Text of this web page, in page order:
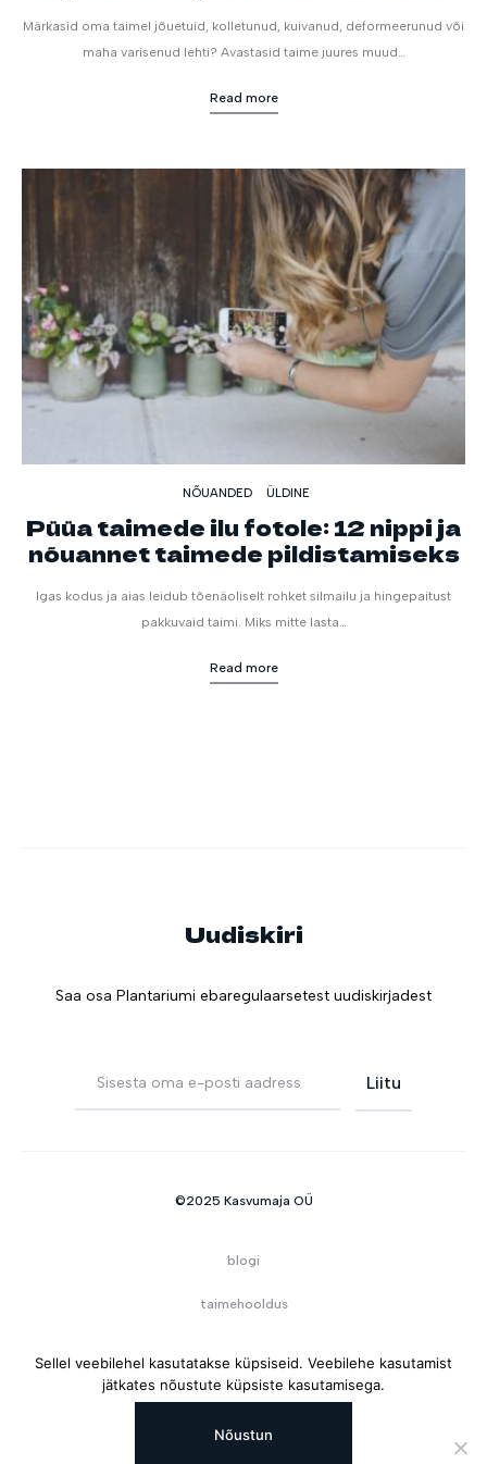
Märkasid oma taimel jõuetuid, kolletunud, kuivanud, deformeerunud või
maha varisenud lehti? Avastasid taime juures muud…
Read more
NÕUANDED ÜLDINE
Püüa taimede ilu fotole: 12 nippi ja
nõuannet taimede pildistamiseks
Igas kodus ja aias leidub tõenäoliselt rohket silmailu ja hingepaitust
pakkuvaid taimi. Miks mitte lasta…
Read more
Uudiskiri
Saa osa Plantariumi ebaregulaarsetest uudiskirjadest
©2025 Kasvumaja OÜ
blogi
taimehooldus
Kasvumaja OÜ
Sellel veebilehel kasutatakse küpsiseid. Veebilehe kasutamist
jätkates nõustute küpsiste kasutamisega.
Nõustun